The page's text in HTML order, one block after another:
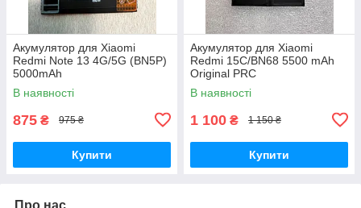
Акумулятор для Xiaomi
Redmi Note 13 4G/5G (BN5P)
5000mAh
В наявності
875 ₴ 975 ₴
Купити
Акумулятор для Xiaomi
Redmi 15C/BN68 5500 mAh
Original PRC
В наявності
1 100 ₴ 1 150 ₴
Купити
Про нас